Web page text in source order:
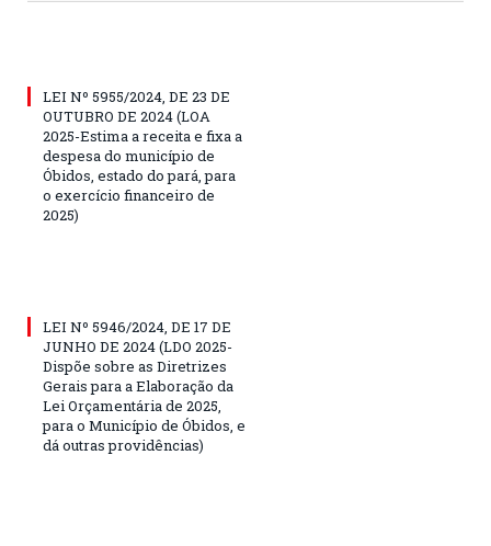
LEI Nº 5955/2024, DE 23 DE
OUTUBRO DE 2024 (LOA
2025-Estima a receita e fixa a
despesa do município de
Óbidos, estado do pará, para
o exercício financeiro de
2025)
LEI Nº 5946/2024, DE 17 DE
JUNHO DE 2024 (LDO 2025-
Dispõe sobre as Diretrizes
Gerais para a Elaboração da
Lei Orçamentária de 2025,
para o Município de Óbidos, e
dá outras providências)